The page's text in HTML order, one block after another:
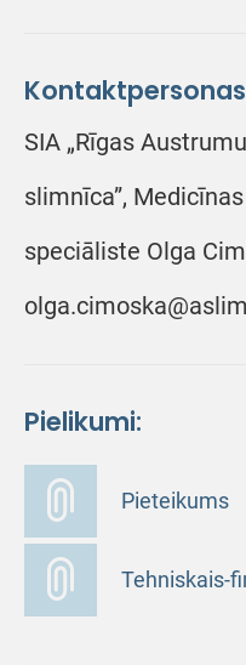
SIA „Rīgas
slimnīca”,
speciāliste Olga
Pielikumi:
Pieteikums
Tehniskais-